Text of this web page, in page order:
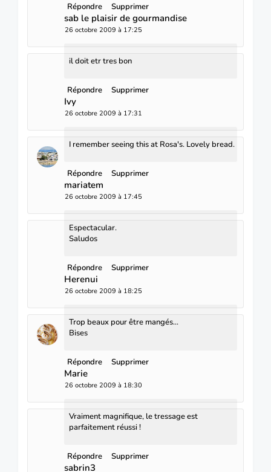
Répondre Supprimer
sab le plaisir de gourmandise
26 octobre 2009 à 17:25
il doit etr tres bon
Répondre Supprimer
Ivy
26 octobre 2009 à 17:31
I remember seeing this at Rosa's. Lovely bread.
Répondre Supprimer
mariatem
26 octobre 2009 à 17:45
Espectacular.
Saludos
Répondre Supprimer
Herenui
26 octobre 2009 à 18:25
Trop beaux pour être mangés...
Bises
Répondre Supprimer
Marie
26 octobre 2009 à 18:30
Vraiment magnifique, le tressage est
parfaitement réussi !
Répondre Supprimer
sabrin3